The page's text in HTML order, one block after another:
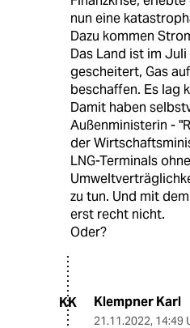
nun eine
Dazu kommen
Das Land ist im
gescheitert, Gas
beschaffen. Es lag
Damit haben
Außenministerin -
der
LNG-Terminals ohne
zu tun. Und mit
erst recht nicht.
Oder?
KK Klempner Karl
21.11.2022, 14:49